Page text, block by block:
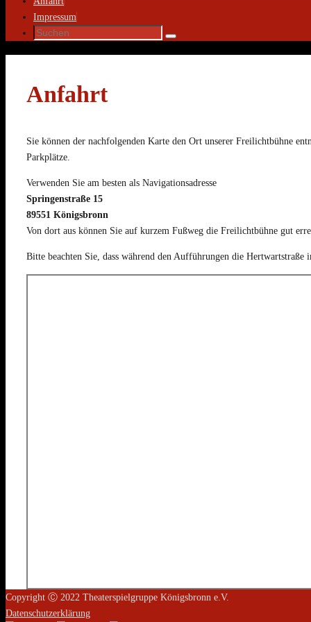
Impressum
Suche
Suchen
Anfahrt
Sie können der nachfolgenden Karte den Ort unserer Freilichtbühne
Parkplätze.
Verwenden Sie am besten als Navigationsadresse
Springenstraße 15
89551 Königsbronn
Von dort aus können Sie auf kurzem Fußweg die Freilichtbühne gut
Bitte beachten Sie, dass während den Aufführungen die Hertwartstraße
Copyright Ⓒ 2022 Theaterspielgruppe Königsbronn e.V.
Datenschutzerklärung